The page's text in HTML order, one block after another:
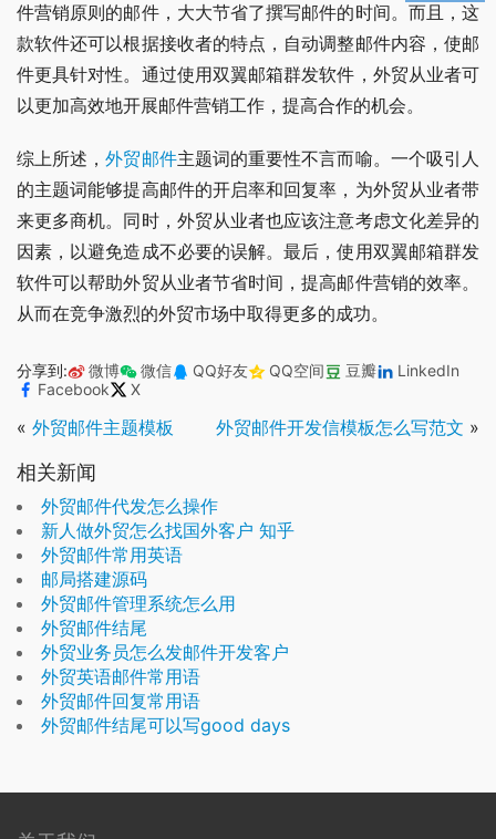
件营销原则的邮件，大大节省了撰写邮件的时间。而且，这
款软件还可以根据接收者的特点，自动调整邮件内容，使邮
件更具针对性。通过使用双翼邮箱群发软件，外贸从业者可
以更加高效地开展邮件营销工作，提高合作的机会。
综上所述，外贸邮件主题词的重要性不言而喻。一个吸引人
的主题词能够提高邮件的开启率和回复率，为外贸从业者带
来更多商机。同时，外贸从业者也应该注意考虑文化差异的
因素，以避免造成不必要的误解。最后，使用双翼邮箱群发
软件可以帮助外贸从业者节省时间，提高邮件营销的效率。
从而在竞争激烈的外贸市场中取得更多的成功。
分享到: 微博 微信 QQ好友 QQ空间 豆瓣
LinkedIn
Facebook
X
« 外贸邮件主题模板 外贸邮件开发信模板怎么写范文 »
相关新闻
外贸邮件代发怎么操作
新人做外贸怎么找国外客户 知乎
外贸邮件常用英语
邮局搭建源码
外贸邮件管理系统怎么用
外贸邮件结尾
外贸业务员怎么发邮件开发客户
外贸英语邮件常用语
外贸邮件回复常用语
外贸邮件结尾可以写good days